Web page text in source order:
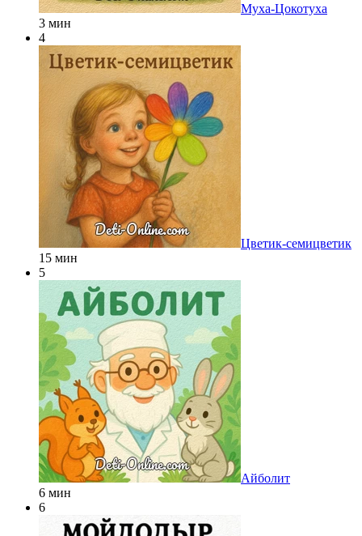
Муха-Цокотуха
3 мин
4
Цветик-семицветик
15 мин
5
Айболит
6 мин
6